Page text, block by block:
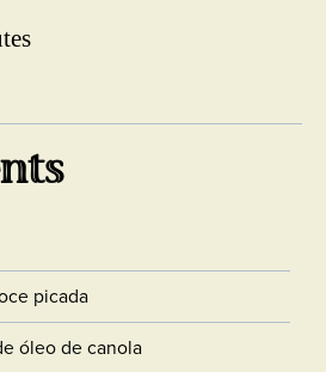
picada
óleo de canola